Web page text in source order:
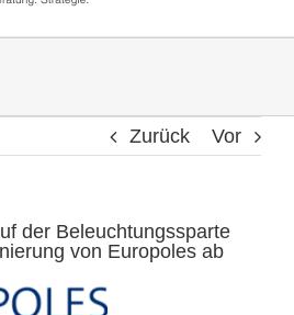
Zurück Vor
der Beleuchtungssparte
von Europoles ab